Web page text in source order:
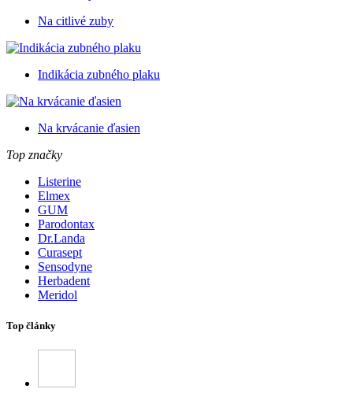
Na citlivé zuby
Indikácia zubného plaku
Na krvácanie ďasien
Top značky
Listerine
Elmex
GUM
Parodontax
Dr.Landa
Curasept
Sensodyne
Herbadent
Meridol
Top články